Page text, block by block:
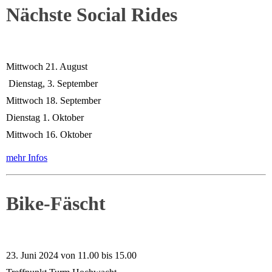
Nächste Social Rides
Mittwoch 21. August
Dienstag, 3. September
Mittwoch 18. September
Dienstag 1. Oktober
Mittwoch 16. Oktober
mehr Infos
Bike-Fäscht
23. Juni 2024 von 11.00 bis 15.00